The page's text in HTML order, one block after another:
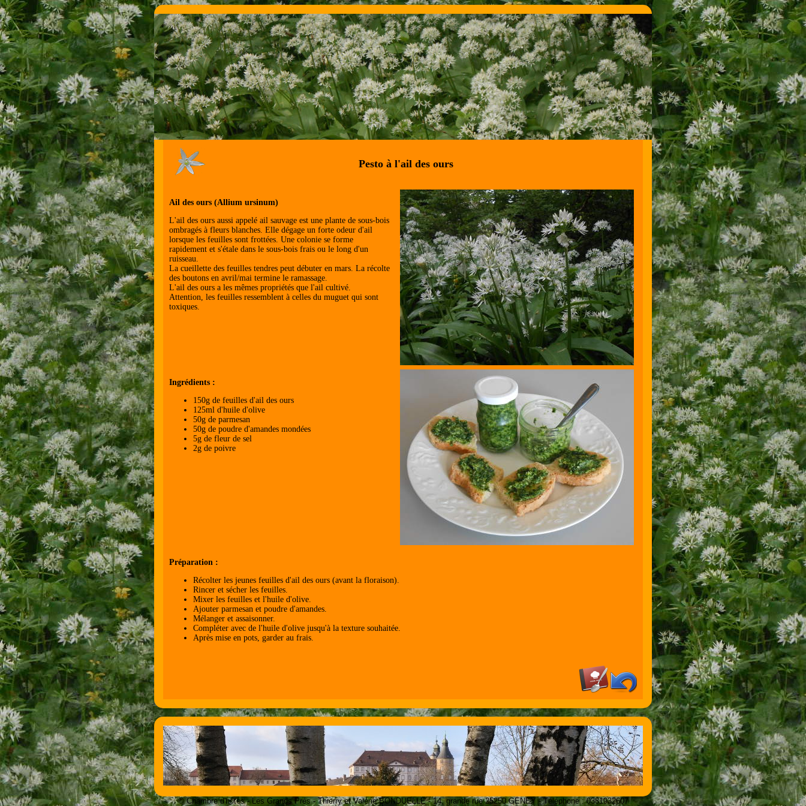
Pesto à l'ail des ours
Ail des ours (Allium ursinum)
L'ail des ours aussi appelé ail sauvage est une plante de sous-bois
ombragés à fleurs blanches. Elle dégage un forte odeur d'ail
lorsque les feuilles sont frottées. Une colonie se forme
rapidement et s'étale dans le sous-bois frais ou le long d'un
ruisseau.
La cueillette des feuilles tendres peut débuter en mars. La récolte
des boutons en avril/mai termine le ramassage.
L'ail des ours a les mêmes propriétés que l'ail cultivé.
Attention, les feuilles ressemblent à celles du muguet qui sont
toxiques.
Ingrédients :
150g de feuilles d'ail des ours
125ml d'huile d'olive
50g de parmesan
50g de poudre d'amandes mondées
5g de fleur de sel
2g de poivre
Préparation :
Récolter les jeunes feuilles d'ail des ours (avant la floraison).
Rincer et sécher les feuilles.
Mixer les feuilles et l'huile d'olive.
Ajouter parmesan et poudre d'amandes.
Mélanger et assaisonner.
Compléter avec de l'huile d'olive jusqu'à la texture souhaitée.
Après mise en pots, garder au frais.
© Chambre d'hôtes - Les Grands Prés - Thierry et Valérie BONDUELLE - 14, grande rue 25250 GENEY - Téléphone : 0381932607